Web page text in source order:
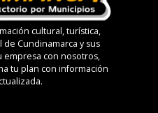
cultural, turística,
Cundinamarca y sus
empresa con nosotros,
tu plan con información